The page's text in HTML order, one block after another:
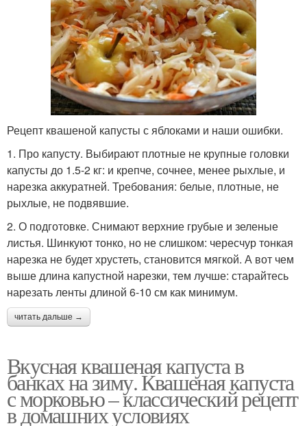
Рецепт квашеной капусты с яблоками и наши ошибки.
1. Про капусту. Выбирают плотные не крупные головки
капусты до 1.5-2 кг: и крепче, сочнее, менее рыхлые, и
нарезка аккуратней. Требования: белые, плотные, не
рыхлые, не подвявшие.
2. О подготовке. Снимают верхние грубые и зеленые
листья. Шинкуют тонко, но не слишком: чересчур тонкая
нарезка не будет хрустеть, становится мягкой. А вот чем
выше длина капустной нарезки, тем лучше: старайтесь
нарезать ленты длиной 6-10 см как минимум.
читать дальше →
Вкусная квашеная капуста в
банках на зиму. Квашеная капуста
с морковью – классический рецепт
в домашних условиях